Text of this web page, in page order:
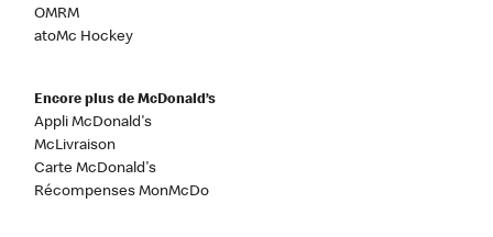
OMRM
atoMc Hockey
Encore plus de McDonald’s
Appli McDonald's
McLivraison
Carte McDonald's
Récompenses MonMcDo